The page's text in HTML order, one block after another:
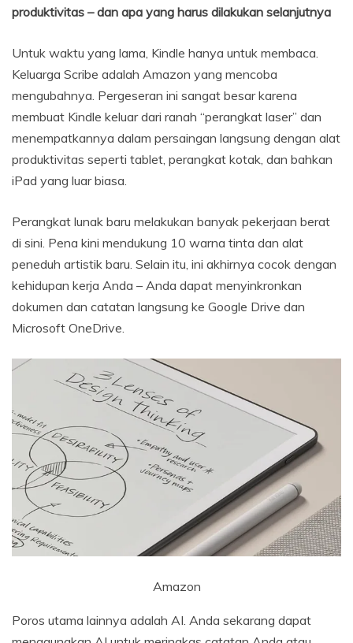
produktivitas – dan apa yang harus dilakukan selanjutnya
Untuk waktu yang lama, Kindle hanya untuk membaca.
Keluarga Scribe adalah Amazon yang mencoba
mengubahnya. Pergeseran ini sangat besar karena
membuat Kindle keluar dari ranah “perangkat laser” dan
menempatkannya dalam persaingan langsung dengan alat
produktivitas seperti tablet, perangkat kotak, dan bahkan
iPad yang luar biasa.
Perangkat lunak baru melakukan banyak pekerjaan berat
di sini. Pena kini mendukung 10 warna tinta dan alat
peneduh artistik baru. Selain itu, ini akhirnya cocok dengan
kehidupan kerja Anda – Anda dapat menyinkronkan
dokumen dan catatan langsung ke Google Drive dan
Microsoft OneDrive.
Amazon
Poros utama lainnya adalah AI. Anda sekarang dapat